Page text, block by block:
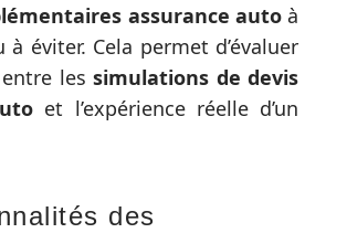
assurance autoà
éviter. Cela permet d’évaluer
les simulations de devis
et l’expérience réelle d’un
des